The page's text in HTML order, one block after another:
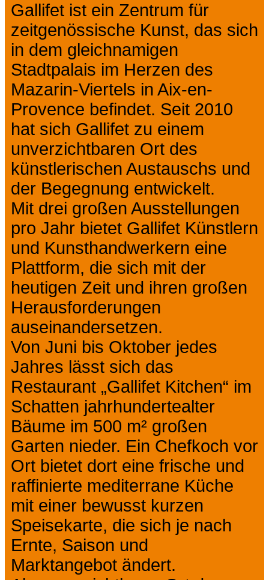
Gallifet ist ein Zentrum für
zeitgenössische Kunst, das sich
in dem gleichnamigen
Stadtpalais im Herzen des
Mazarin-Viertels in Aix-en-
Provence befindet. Seit 2010
hat sich Gallifet zu einem
unverzichtbaren Ort des
künstlerischen Austauschs und
der Begegnung entwickelt.
Mit drei großen Ausstellungen
pro Jahr bietet Gallifet Künstlern
und Kunsthandwerkern eine
Plattform, die sich mit der
heutigen Zeit und ihren großen
Herausforderungen
auseinandersetzen.
Von Juni bis Oktober jedes
Jahres lässt sich das
Restaurant „Gallifet Kitchen“ im
Schatten jahrhundertealter
Bäume im 500 m² großen
Garten nieder. Ein Chefkoch vor
Ort bietet dort eine frische und
raffinierte mediterrane Küche
mit einer bewusst kurzen
Speisekarte, die sich je nach
Ernte, Saison und
Marktangebot ändert.